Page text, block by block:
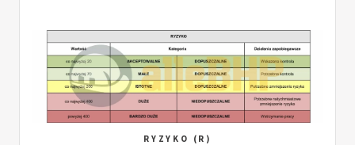
RYZYKO (R)